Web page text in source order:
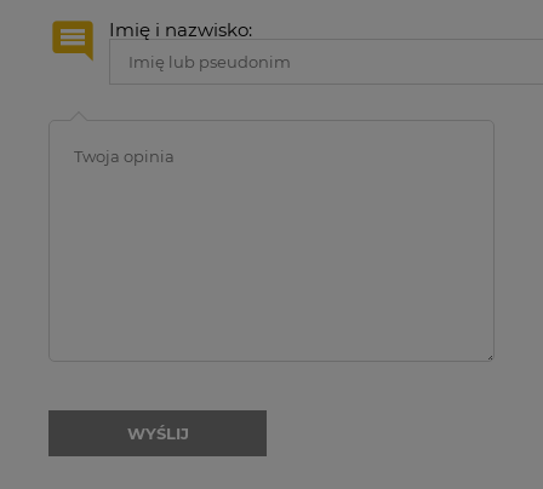
Imię i nazwisko:
WYŚLIJ